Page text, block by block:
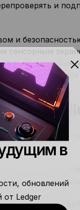
и
и
сенсорным
с
с
продавать,
и
с
в
обновлений
от Ledger